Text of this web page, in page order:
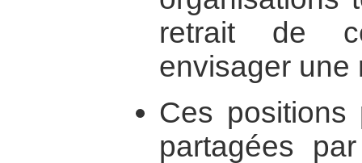
retrait de
envisager une
Ces positions
partagées